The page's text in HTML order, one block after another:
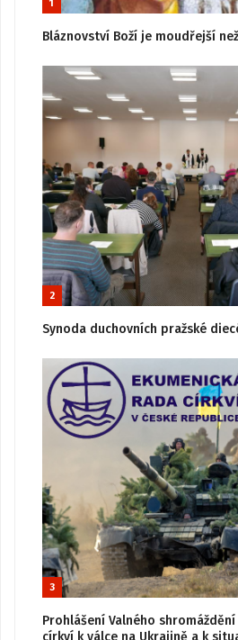
1
Bláznovství Boží je moudřejší
2
Synoda duchovních pražské
3
Prohlášení Valného